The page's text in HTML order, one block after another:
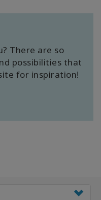
There are so
possibilities that
for inspiration!